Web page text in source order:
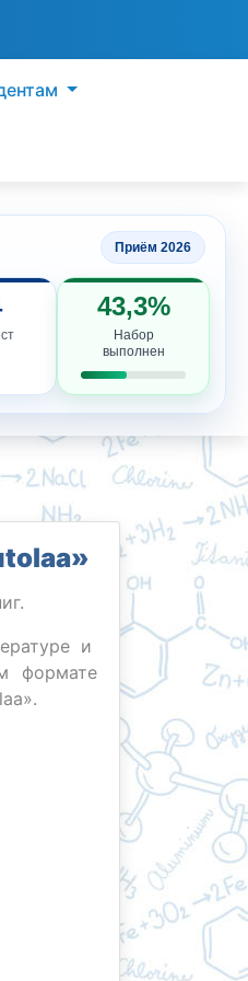
Приём 2026
43,3%
Набор
выполнен
и
формате